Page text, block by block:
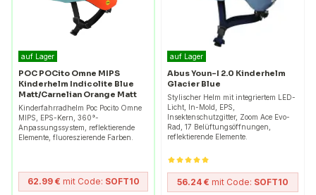
auf Lager
POC POCito Omne MIPS
Kinderhelm Indicolite Blue
Matt/Carnelian Orange Matt
Kinderfahrradhelm Poc Pocito Omne
MIPS, EPS-Kern, 360°-
Anpassungssystem, reflektierende
Elemente, fluoreszierende Farben.
62.99 € mit Code: SOFT10
auf Lager
Abus Youn-I 2.0 Kinderhelm
Glacier Blue
Stylischer Helm mit integriertem LED-
Licht, In-Mold, EPS,
Insektenschutzgitter, Zoom Ace Evo-
Rad, 17 Belüftungsöffnungen,
reflektierende Elemente.
56.24 € mit Code: SOFT10